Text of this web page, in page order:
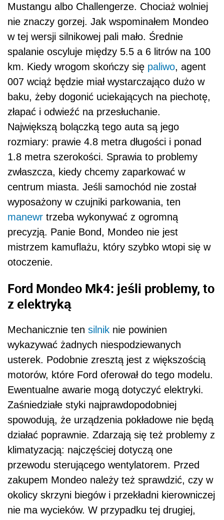
Mustangu albo Challengerze. Chociaż wolniej
nie znaczy gorzej. Jak wspominałem Mondeo
w tej wersji silnikowej pali mało. Średnie
spalanie oscyluje między 5.5 a 6 litrów na 100
km. Kiedy wrogom skończy się paliwo, agent
007 wciąż będzie miał wystarczająco dużo w
baku, żeby dogonić uciekających na piechotę,
złapać i odwieźć na przesłuchanie.
Największą bolączką tego auta są jego
rozmiary: prawie 4.8 metra długości i ponad
1.8 metra szerokości. Sprawia to problemy
zwłaszcza, kiedy chcemy zaparkować w
centrum miasta. Jeśli samochód nie został
wyposażony w czujniki parkowania, ten
manewr trzeba wykonywać z ogromną
precyzją. Panie Bond, Mondeo nie jest
mistrzem kamuflażu, który szybko wtopi się w
otoczenie.
Ford Mondeo Mk4: jeśli problemy, to
z elektryką
Mechanicznie ten silnik nie powinien
wykazywać żadnych niespodziewanych
usterek. Podobnie zresztą jest z większością
motorów, które Ford oferował do tego modelu.
Ewentualne awarie mogą dotyczyć elektryki.
Zaśniedziałe styki najprawdopodobniej
spowodują, że urządzenia pokładowe nie będą
działać poprawnie. Zdarzają się też problemy z
klimatyzacją: najczęściej dotyczą one
przewodu sterującego wentylatorem. Przed
zakupem Mondeo należy też sprawdzić, czy w
okolicy skrzyni biegów i przekładni kierowniczej
nie ma wycieków. W przypadku tej drugiej,